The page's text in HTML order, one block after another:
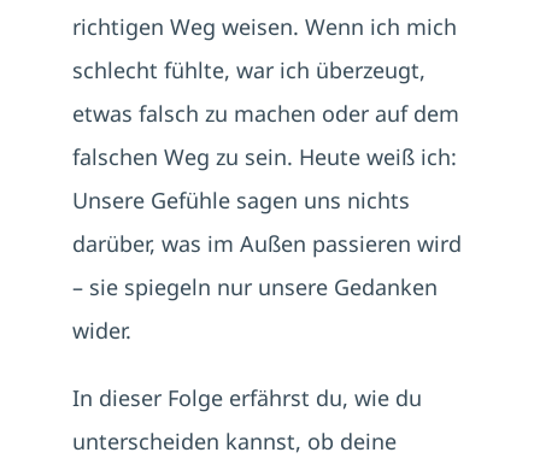
richtigen Weg weisen. Wenn ich mich
schlecht fühlte, war ich überzeugt,
etwas falsch zu machen oder auf dem
falschen Weg zu sein. Heute weiß ich:
Unsere Gefühle sagen uns nichts
darüber, was im Außen passieren wird
– sie spiegeln nur unsere Gedanken
wider.
In dieser Folge erfährst du, wie du
unterscheiden kannst, ob deine